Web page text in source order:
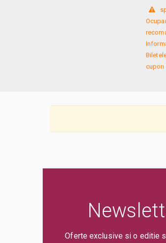
cupon
Oferte exclusive si o editie